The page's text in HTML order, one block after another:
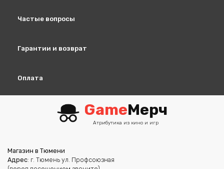
Частые вопросы
Гарантии и возврат
Оплата
GameМерч
Атрибутика из кино и игр
Магазин в Тюмени
Адрес: г. Тюмень ул. Профсоюзная